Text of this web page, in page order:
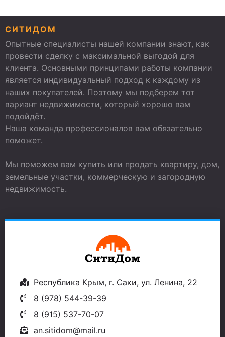
СИТИДОМ
Опытные специалисты нашей компании знают, как
провести сделку с максимальной выгодой для
клиента. Основными принципами работы компании
является индивидуальный подход к каждому из
наших покупателей. Поэтому мы подберем тот
вариант недвижимости, который хорошо вам
подойдёт.
Наша команда профессионалов вам обязательно
поможет.
Мы поможем вам купить или продать квартиру, дом,
земельные участки, коммерческую и загородную
недвижимость.
Республика Крым, г. Саки, ул. Ленина, 22
8 (978) 544-39-39
8 (915) 537-70-07
an.sitidom@mail.ru